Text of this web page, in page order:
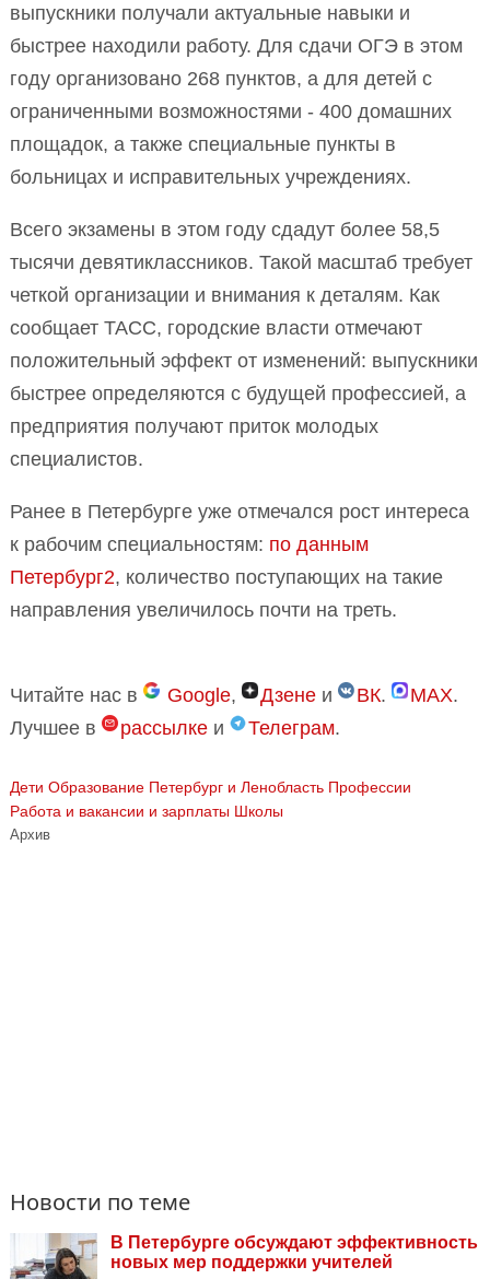
выпускники получали актуальные навыки и
быстрее находили работу. Для сдачи ОГЭ в этом
году организовано 268 пунктов, а для детей с
ограниченными возможностями - 400 домашних
площадок, а также специальные пункты в
больницах и исправительных учреждениях.
Всего экзамены в этом году сдадут более 58,5
тысячи девятиклассников. Такой масштаб требует
четкой организации и внимания к деталям. Как
сообщает ТАСС, городские власти отмечают
положительный эффект от изменений: выпускники
быстрее определяются с будущей профессией, а
предприятия получают приток молодых
специалистов.
Ранее в Петербурге уже отмечался рост интереса
к рабочим специальностям: по данным
Петербург2, количество поступающих на такие
направления увеличилось почти на треть.
Читайте нас в Google, Дзене и ВК. MAX.
Лучшее в
рассылке и Телеграм.
Дети Образование Петербург и Ленобласть Профессии
Работа и вакансии и зарплаты Школы
Архив
Новости по теме
В Петербурге обсуждают эффективность
новых мер поддержки учителей